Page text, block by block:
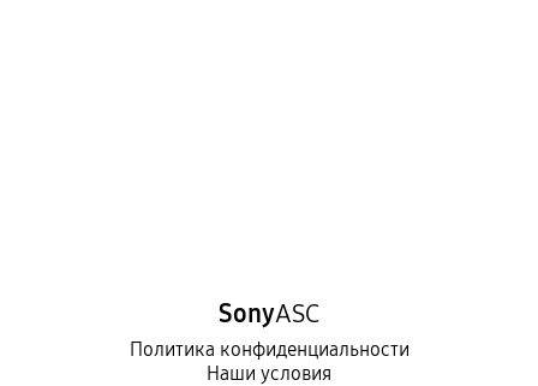
SonyASC
Политика конфиденциальности
Наши условия